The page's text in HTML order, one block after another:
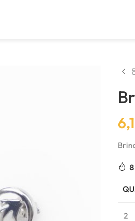
8
2